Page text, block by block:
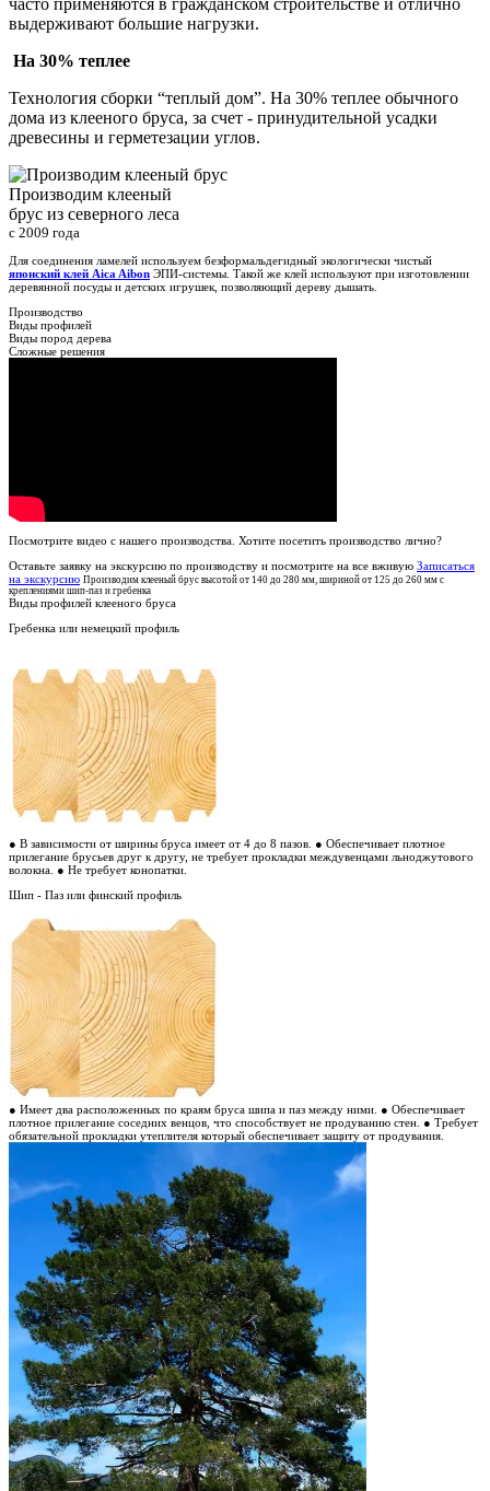
выдерживают большие нагрузки.
На 30% теплее
Технология сборки “теплый дом”. На 30% теплее обычного
дома из клееного бруса, за счет - принудительной усадки
древесины и герметезации углов.
Производим клееный
брус из северного леса
с 2009 года
Для соединения ламелей используем безформальдегидный экологически чистый
японский клей Aica Aibon ЭПИ-системы. Такой же клей используют при изготовлении
деревянной посуды и детских игрушек, позволяющий дереву дышать.
Производство
Виды профилей
Виды пород дерева
Сложные решения
Посмотрите видео с нашего производства. Хотите посетить производство лично?
Оставьте заявку на экскурсию по производству и посмотрите на все вживую Записаться
на экскурсию Производим клееный брус высотой от 140 до 280 мм, шириной от 125 до 260 мм с
креплениями шип-паз и гребенка
Виды профилей клееного бруса
Гребенка или немецкий профиль
● В зависимости от ширины бруса имеет от 4 до 8 пазов. ● Обеспечивает плотное
прилегание брусьев друг к другу, не требует прокладки междувенцами льноджутового
волокна. ● Не требует конопатки.
Шип - Паз или финский профиль
● Имеет два расположенных по краям бруса шипа и паз между ними. ● Обеспечивает
плотное прилегание соседних венцов, что способствует не продуванию стен. ● Требует
обязательной прокладки утеплителя который обеспечивает защиту от продувания.